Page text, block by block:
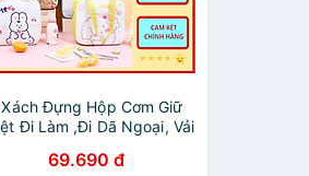
Đựng Hộp Cơm Giữ
Đi Làm ,Đi Dã Ngoại, Vải
Thú Dễ Thương PaKaSa
69.690 đ